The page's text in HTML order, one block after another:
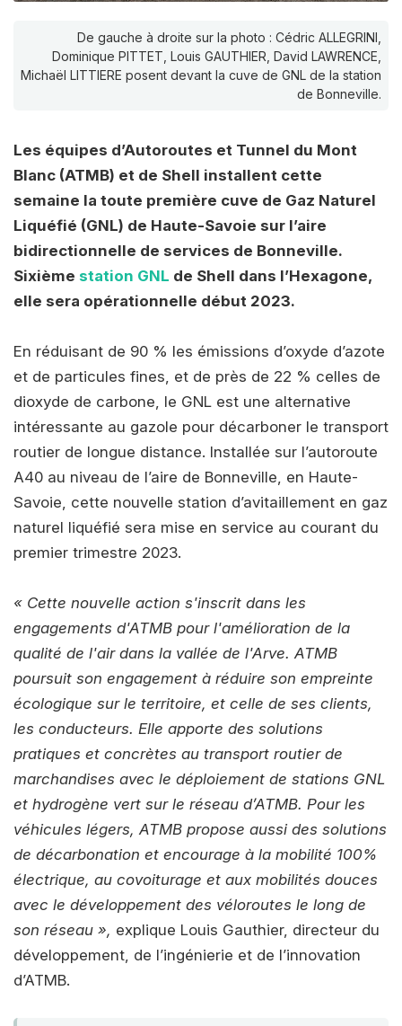
De gauche à droite sur la photo : Cédric ALLEGRINI,
Dominique PITTET, Louis GAUTHIER, David LAWRENCE,
Michaël LITTIERE posent devant la cuve de GNL de la station
de Bonneville.
Les équipes d’Autoroutes et Tunnel du Mont
Blanc (ATMB) et de Shell installent cette
semaine la toute première cuve de Gaz Naturel
Liquéfié (GNL) de Haute-Savoie sur l’aire
bidirectionnelle de services de Bonneville.
Sixième station GNL de Shell dans l’Hexagone,
elle sera opérationnelle début 2023.
En réduisant de 90 % les émissions d’oxyde d’azote
et de particules fines, et de près de 22 % celles de
dioxyde de carbone, le GNL est une alternative
intéressante au gazole pour décarboner le transport
routier de longue distance. Installée sur l’autoroute
A40 au niveau de l’aire de Bonneville, en Haute-
Savoie, cette nouvelle station d’avitaillement en gaz
naturel liquéfié sera mise en service au courant du
premier trimestre 2023.
« Cette nouvelle action s'inscrit dans les
engagements d'ATMB pour l'amélioration de la
qualité de l'air dans la vallée de l'Arve. ATMB
poursuit son engagement à réduire son empreinte
écologique sur le territoire, et celle de ses clients,
les conducteurs. Elle apporte des solutions
pratiques et concrètes au transport routier de
marchandises avec le déploiement de stations GNL
et hydrogène vert sur le réseau d’ATMB. Pour les
véhicules légers, ATMB propose aussi des solutions
de décarbonation et encourage à la mobilité 100%
électrique, au covoiturage et aux mobilités douces
avec le développement des véloroutes le long de
son réseau », explique Louis Gauthier, directeur du
développement, de l’ingénierie et de l’innovation
d’ATMB.